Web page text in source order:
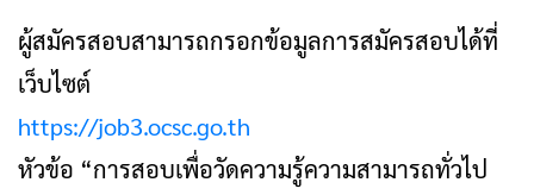
ผู้สมัครสอบสามารถกรอกข้อมูลการสมัครสอบได้ที่
เว็บไซต์
https://job3.ocsc.go.th
หัวข้อ “การสอบเพื่อวัดความรู้ความสามารถทั่วไป